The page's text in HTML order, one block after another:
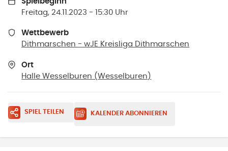
Freitag, 24.11.2023 - 15:30 Uhr
Wettbewerb
Dithmarschen - wJE Kreisliga Dithmarschen
Ort
Halle Wesselburen (Wesselburen )
SPIEL TEILEN KALENDER ABONNIEREN